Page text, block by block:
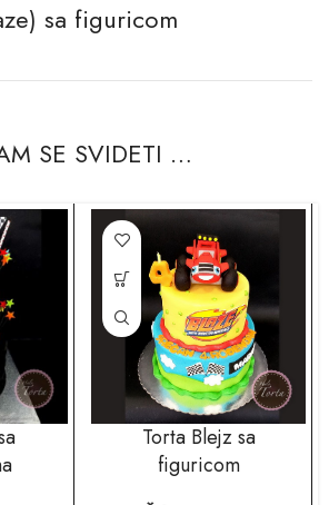
sa figuricom
SE SVIDETI …
Torta Blejz sa
figuricom